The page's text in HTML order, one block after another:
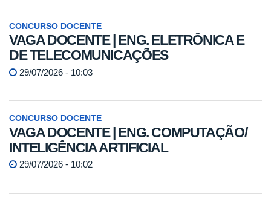
CONCURSO DOCENTE
VAGA DOCENTE | ENG. ELETRÔNICA E
DE TELECOMUNICAÇÕES
29/07/2026 - 10:03
CONCURSO DOCENTE
VAGA DOCENTE | ENG. COMPUTAÇÃO/
INTELIGÊNCIA ARTIFICIAL
29/07/2026 - 10:02